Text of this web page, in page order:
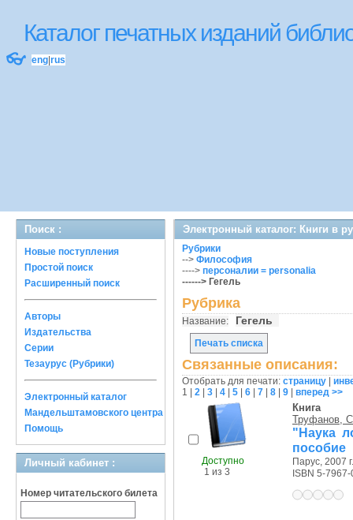
Каталог печатных изданий
👓 eng rus
Поиск :
Новые поступления
Простой поиск
Расширенный поиск
Авторы
Издательства
Серии
Тезаурус (Рубрики)
Электронный каталог
Мандельштамовского центра
Помощь
Личный кабинет :
Номер читательского билета
Электронный каталог: Книги в
Рубрики
--> Философия
----> персоналии = personalia
------> Гегель
Рубрика
Название: Гегель
Печать списка
Связанные описания:
Отобрать для печати: страницу
1
2 3 4 5 6 7 8 9 вперед >>
Доступно
1 из 3
Книга
Труфанов,
"Наука
пособие
Парус, 2007 г.
ISBN 5-